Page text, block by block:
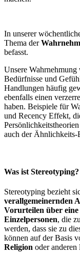
In unserer
Thema der
befasst.
Unsere
Bedürfnisse und
Handlungen häufig
ebenfalls einen
haben. Beispiele für
und Recency Effekt,
auch der Ähnlichkeits-
Was ist Stereotyping?
Stereotyping bezieht
verallgemeinernden
Vorurteilen über
Einzelpersonen, die
werden, dass sie zu
können auf der Basis
Religion oder anderen